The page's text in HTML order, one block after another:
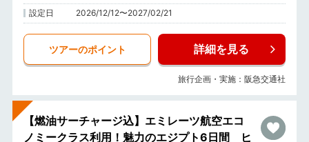
設定日
2026/12/12〜2027/02/21
ツアーのポイント 詳細を見る
旅行企画・実施：阪急交通社
【燃油サーチャージ込】エミレーツ航空エコ
ノミークラス利用！魅力のエジプト6日間 ヒ